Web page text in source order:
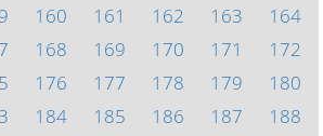
160 161 162 163
164
168 169 170 171
172
176 177 178 179
180
184 185 186 187
188